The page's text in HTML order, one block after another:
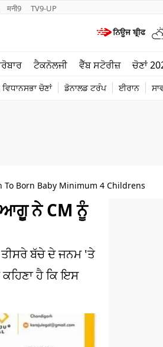
मनी9 TV9-UP
ਟੈਕਨੋਲਜੀ ਵੈੱਬ ਸਟੋਰੀਜ਼ ਚੋਣਾਂ
ਚੋਣਾਂ ਡੋਨਾਲਡ ਟਰੰਪ ਈਰਾਨ
To Born Baby Minimum 4 Childrens
ਆਗੂ ਨੇ CM ਨੂੰ
ਬੱਚੇ ਦੇ ਜਨਮ 'ਤੇ
ਹੈ ਕਿ ਇਸ